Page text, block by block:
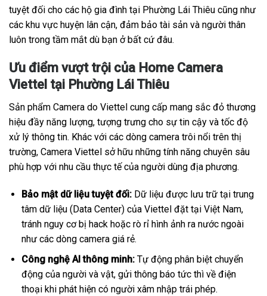
tuyệt đối cho các hộ gia đình tại Phường Lái Thiêu cũng như
các khu vực huyện lân cận, đảm bảo tài sản và người thân
luôn trong tầm mắt dù bạn ở bất cứ đâu.
Ưu điểm vượt trội của Home Camera
Viettel tại Phường Lái Thiêu
Sản phẩm Camera do Viettel cung cấp mang sắc đỏ thương
hiệu đầy năng lượng, tượng trưng cho sự tin cậy và tốc độ
xử lý thông tin. Khác với các dòng camera trôi nổi trên thị
trường, Camera Viettel sở hữu những tính năng chuyên sâu
phù hợp với nhu cầu thực tế của người dùng địa phương.
Bảo mật dữ liệu tuyệt đối:Dữ liệu được lưu trữ tại trung
tâm dữ liệu (Data Center) của Viettel đặt tại Việt Nam,
tránh nguy cơ bị hack hoặc rò rỉ hình ảnh ra nước ngoài
như các dòng camera giá rẻ.
Công nghệ AI thông minh:Tự động phân biệt chuyển
động của người và vật, gửi thông báo tức thì về điện
thoại khi phát hiện có người xâm nhập trái phép.